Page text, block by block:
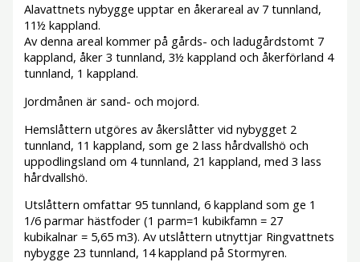
Alavattnets nybygge upptar en åkerareal av 7 tunnland,
11½ kappland.
Av denna areal kommer på gårds- och ladugårdstomt 7
kappland, åker 3 tunnland, 3½ kappland och åkerförland 4
tunnland, 1 kappland.
Jordmånen är sand- och mojord.
Hemslåttern utgöres av åkerslåtter vid nybygget 2
tunnland, 11 kappland, som ge 2 lass hårdvallshö och
uppodlingsland om 4 tunnland, 21 kappland, med 3 lass
hårdvallshö.
Utslåttern omfattar 95 tunnland, 6 kappland som ge 1
1/6 parmar hästfoder (1 parm=1 kubikfamn = 27
kubikalnar = 5,65 m3). Av utslåttern utnyttjar Ringvattnets
nybygge 23 tunnland, 14 kappland på Stormyren.